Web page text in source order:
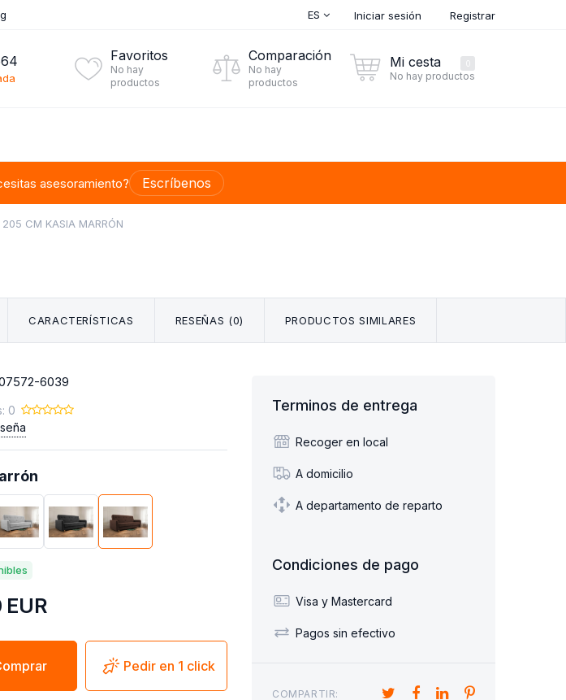
ES Iniciar sesión Registrar
Favoritos
No hay
productos
Comparación
No hay
productos
Mi cesta
No hay productos
asesoramiento? Escríbenos
CM KASIA MARRÓN
CARACTERÍSTICAS RESEÑAS (0) PRODUCTOS SIMILARES
6039
0
EUR
Pedir en 1 click
Terminos de entrega
Recoger en local
A domicilio
A departamento de reparto
Condiciones de pago
Visa y Mastercard
Pagos sin efectivo
COMPARTIR: